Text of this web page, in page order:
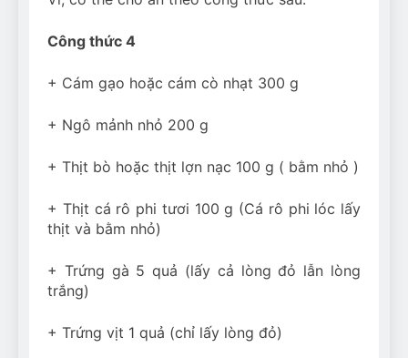
Công thức 4
+ Cám gạo hoặc cám cò nhạt 300 g
+ Ngô mảnh nhỏ 200 g
+ Thịt bò hoặc thịt lợn nạc 100 g ( bằm nhỏ )
+ Thịt cá rô phi tươi 100 g (Cá rô phi lóc lấy
thịt và bằm nhỏ)
+ Trứng gà 5 quả (lấy cả lòng đỏ lẫn lòng
trắng)
+ Trứng vịt 1 quả (chỉ lấy lòng đỏ)